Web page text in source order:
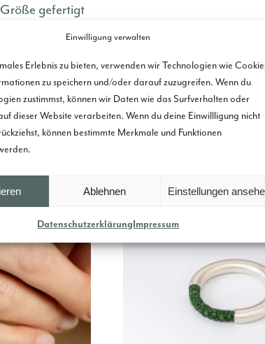
Einwilligung verwalten
Erlebnis zu bieten, verwenden wir Technologien wie
zu speichern und/oder darauf zuzugreifen. Wenn du
zustimmst, können wir Daten wie das Surfverhalten oder
dieser Website verarbeiten. Wenn du deine Einwillligung nicht
können bestimmte Merkmale und Funktionen
Ablehnen Einstellungen
Datenschutzerklärung Impressum
gefertigt
bestellen und in 7-14 Tagen strahlen.